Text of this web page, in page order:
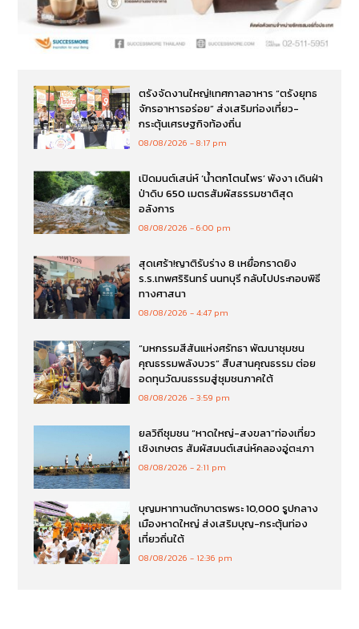
ตรังจัดงานใหญ่!เทศกาลอาหาร “ตรังยุทธ
จักรอาหารอร่อย” ส่งเสริมท่องเที่ยว-
กระตุ้นเศรษฐกิจท้องถิ่น
08/08/2026 8:17 pm
เปิดมนต์เสน่ห์ ‘น้ำตกโตนไพร’ พังงา เดินฝ่า
ป่าดิบ 650 เมตรสัมผัสธรรมชาติสุด
อลังการ
08/08/2026 6:00 pm
สุดเศร้า!ญาติรับร่าง 8 เหยื่อกราดยิง
ร.ร.เทพศริรินทร์ นนทบุรี กลับไปประกอบพิธี
ทางศาสนา
08/08/2026 4:47 pm
“มหกรรมสีสันแห่งศรัทธา พัฒนาชุมชน
คุณธรรมพลังบวร” สืบสานคุณธรรม ต่อย
อดทุนวัฒนธรรมสู่ชุมชนภาคใต้
08/08/2026 3:59 pm
ยลวิถีชุมชน “หาดใหญ่-สงขลา”ท่องเที่ยว
เชิงเกษตร สัมผัสมนต์เสน่ห์คลองอู่ตะเภา
08/08/2026 2:11 pm
บุญมหาทานตักบาตรพระ 10,000 รูปกลาง
เมืองหาดใหญ่ ส่งเสริมบุญ-กระตุ้นท่อง
เที่ยวถิ่นใต้
08/08/2026 12:36 pm